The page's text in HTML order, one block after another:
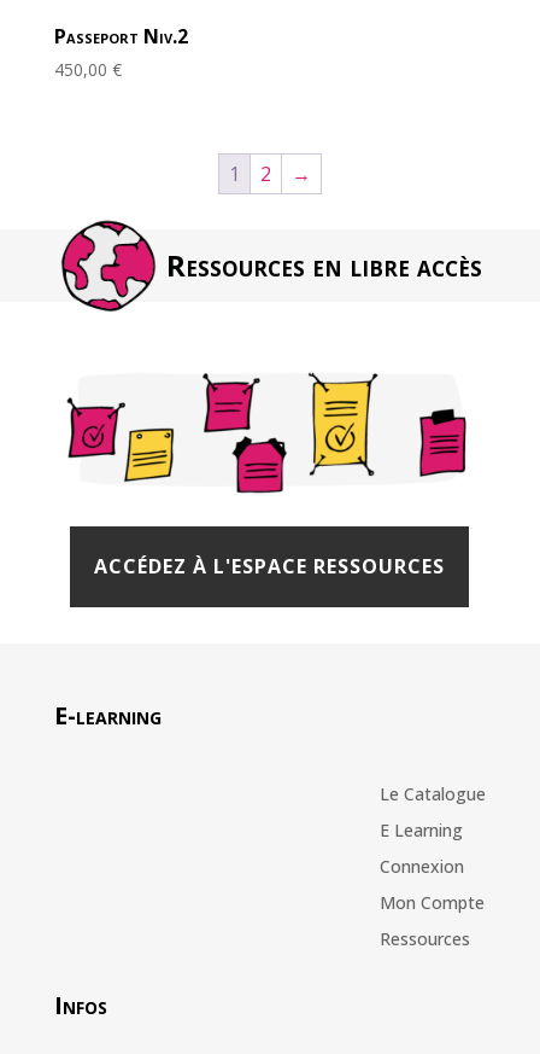
Passeport Niv.2
450,00 €
1 2 →
Ressources en libre accès
ACCÉDEZ À L'ESPACE RESSOURCES
E-learning
Le Catalogue
E Learning
Connexion
Mon Compte
Ressources
Infos